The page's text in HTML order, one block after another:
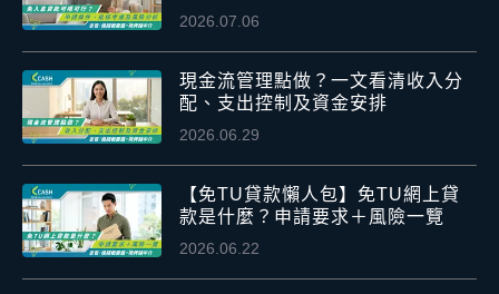
2026.07.06
現金流管理點做？一文看清收入分
配、支出控制及資金安排
2026.06.29
【免TU貸款懶人包】免TU網上貸
款是什麼？申請要求＋風險一覽
2026.06.22